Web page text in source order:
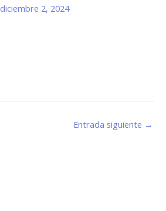
diciembre 2, 2024
Entrada siguiente →